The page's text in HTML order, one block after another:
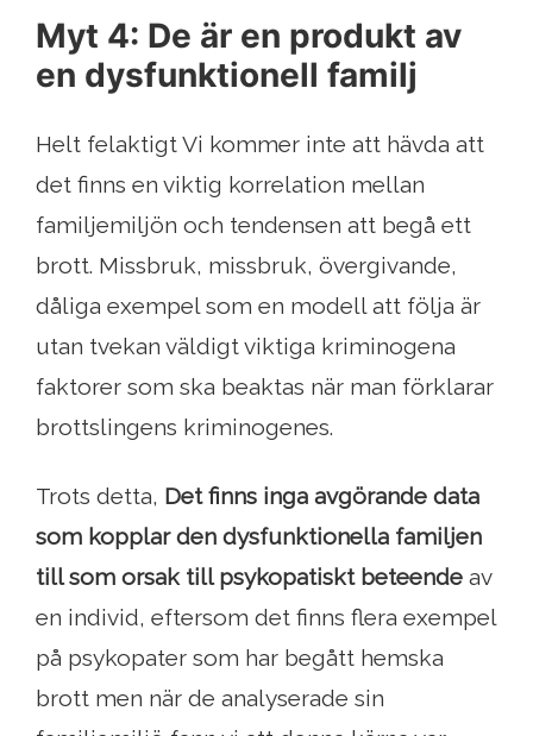
Myt 4: De är en produkt av
en dysfunktionell familj
Helt felaktigt Vi kommer inte att hävda att
det finns en viktig korrelation mellan
familjemiljön och tendensen att begå ett
brott. Missbruk, missbruk, övergivande,
dåliga exempel som en modell att följa är
utan tvekan väldigt viktiga kriminogena
faktorer som ska beaktas när man förklarar
brottslingens kriminogenes.
Trots detta, Det finns inga avgörande data
som kopplar den dysfunktionella familjen
till som orsak till psykopatiskt beteende av
en individ, eftersom det finns flera exempel
på psykopater som har begått hemska
brott men när de analyserade sin